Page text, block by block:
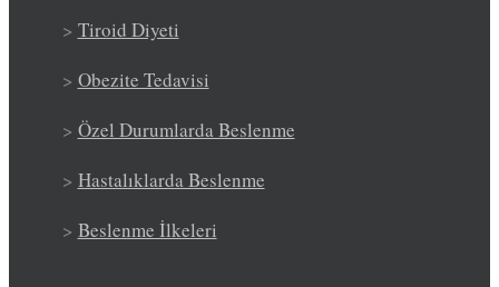
> Tiroid Diyeti
> Obezite Tedavisi
> Özel Durumlarda Beslenme
> Hastalıklarda Beslenme
> Beslenme İlkeleri